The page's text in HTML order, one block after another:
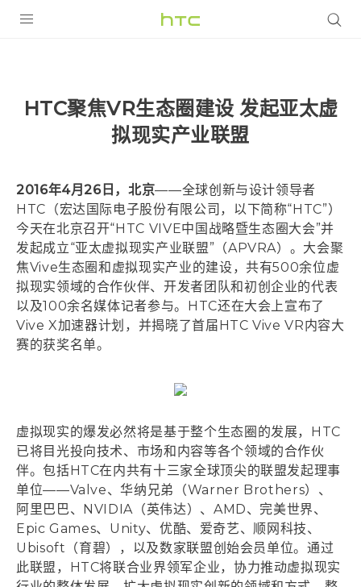
在线客服
HTC聚焦VR生态圈建设 发起亚太虚
拟现实产业联盟
2016年4月26日，北京——全球创新与设计领导者
HTC（宏达国际电子股份有限公司，以下简称“HTC”）
今天在北京召开“HTC VIVE中国战略暨生态圈大会”并
发起成立“亚太虚拟现实产业联盟”（APVRA）。大会聚
焦Vive生态圈和虚拟现实产业的建设，共有500余位虚
拟现实领域的合作伙伴、开发者团队和初创企业的代表
以及100余名媒体记者参与。HTC还在大会上宣布了
Vive X加速器计划，并揭晓了首届HTC Vive VR内容大
赛的获奖名单。
虚拟现实的爆发必然将是基于整个生态圈的发展，HTC
已将目光投向技术、市场和内容等各个领域的合作伙
伴。包括HTC在内共有十三家全球顶尖的联盟发起理事
单位——Valve、华纳兄弟（Warner Brothers）、
阿里巴巴、NVIDIA（英伟达）、AMD、完美世界、
Epic Games、Unity、优酷、爱奇艺、顺网科技、
Ubisoft（育碧），以及数家联盟创始会员单位。通过
此联盟，HTC将联合业界领军企业，协力推动虚拟现实